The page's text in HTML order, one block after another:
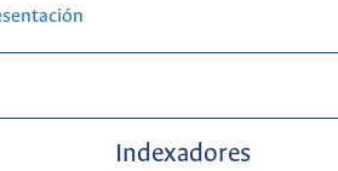
Indexadores